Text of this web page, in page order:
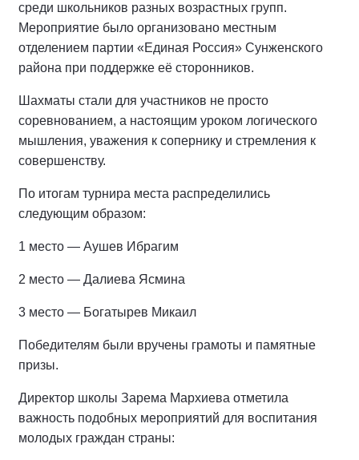
среди школьников разных возрастных групп.
Мероприятие было организовано местным
отделением партии «Единая Россия» Сунженского
района при поддержке её сторонников.
Шахматы стали для участников не просто
соревнованием, а настоящим уроком логического
мышления, уважения к сопернику и стремления к
совершенству.
По итогам турнира места распределились
следующим образом:
1 место — Аушев Ибрагим
2 место — Далиева Ясмина
3 место — Богатырев Микаил
Победителям были вручены грамоты и памятные
призы.
Директор школы Зарема Мархиева отметила
важность подобных мероприятий для воспитания
молодых граждан страны: